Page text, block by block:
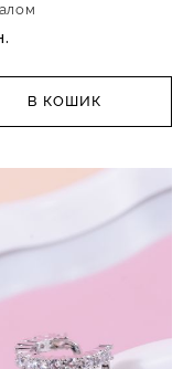
В КОШИК